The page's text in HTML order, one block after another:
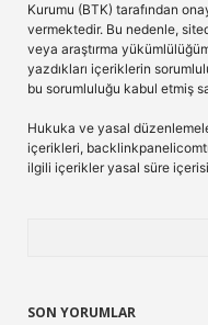
Kurumu (BTK) tarafından
vermektedir. Bu nedenle,
veya araştırma
yazdıkları içeriklerin
bu sorumluluğu kabul etmiş
Hukuka ve yasal
içerikleri,
ilgili içerikler yasal süre
SON YORUMLAR